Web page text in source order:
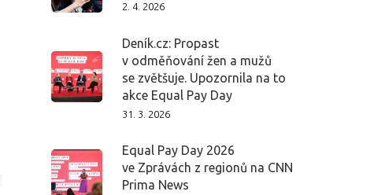
2. 4. 2026
Deník.cz: Propast
v odměňování žen a mužů
se zvětšuje. Upozornila na to
akce Equal Pay Day
31. 3. 2026
Equal Pay Day 2026
ve Zprávách z regionů na CNN
Prima News